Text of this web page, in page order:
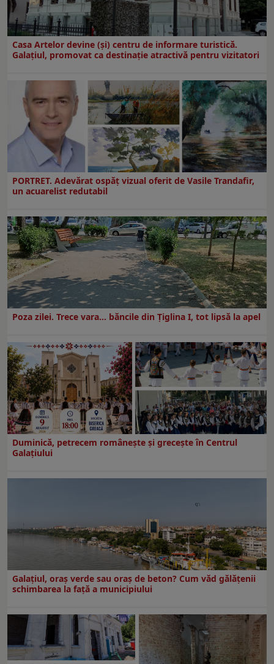
Casa Artelor devine (şi) centru de informare turistică.
Galaţiul, promovat ca destinaţie atractivă pentru vizitatori
PORTRET. Adevărat ospăț vizual oferit de Vasile Trandafir,
un acuarelist redutabil
Poza zilei. Trece vara… băncile din Ţiglina I, tot lipsă la apel
Duminică, petrecem româneşte şi greceşte în Centrul
Galaţiului
Galațiul, oraș verde sau oraș de beton? Cum văd gălățenii
schimbarea la față a municipiului